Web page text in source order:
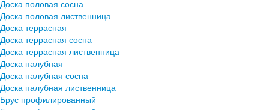
Доска половая сосна
Доска половая лиственница
Доска террасная
Доска террасная сосна
Доска террасная лиственница
Доска палубная
Доска палубная сосна
Доска палубная лиственница
Брус профилированный